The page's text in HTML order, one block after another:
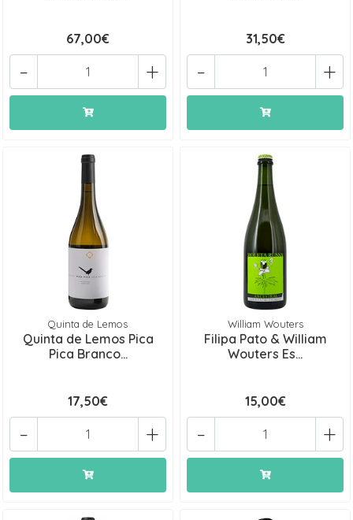
67,00€
+
-
31,50€
+
-
Quinta de Lemos
Quinta de Lemos Pica
Pica Branco...
17,50€
+
-
William Wouters
Filipa Pato & William
Wouters Es...
15,00€
+
-